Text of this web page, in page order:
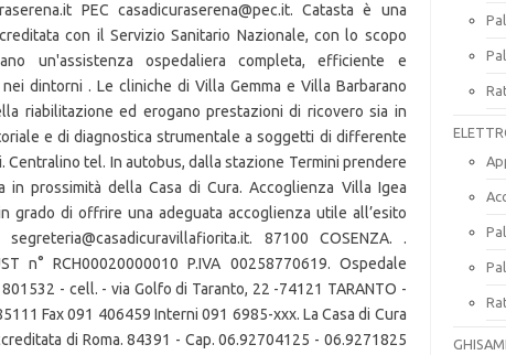
PEC casadicuraserena@pec.it. Catasta è una
con il Servizio Sanitario Nazionale, con lo scopo
un'assistenza ospedaliera completa, efficiente e
dintorni . Le cliniche di Villa Gemma e Villa Barbarano
riabilitazione ed erogano prestazioni di ricovero sia in
e di diagnostica strumentale a soggetti di differente
tel. In autobus, dalla stazione Termini prendere
prossimità della Casa di Cura. Accoglienza Villa Igea
di offrire una adeguata accoglienza utile all’esito
87100 COSENZA. .
n° RCH00020000010 P.IVA 00258770619. Ospedale
- cell. - via Golfo di Taranto, 22 -74121 TARANTO -
Fax 091 406459 Interni 091 6985-xxx. La Casa di Cura
di Roma. 84391 - Cap. 06.92704125 - 06.9271825